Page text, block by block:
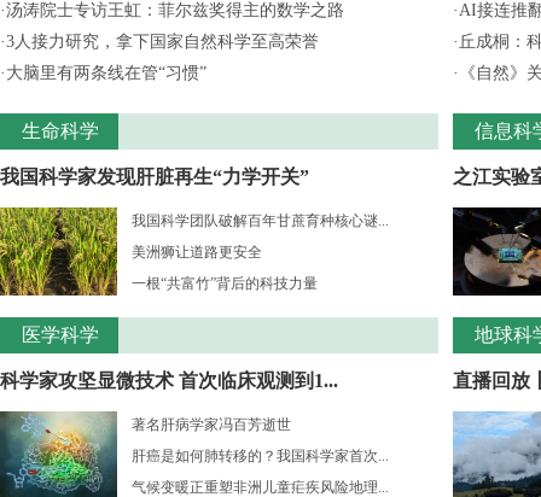
·汤涛院士专访王虹：菲尔兹奖得主的数学之路
·3人接力研究，拿下国家自然科学至高荣誉
· 大脑里有两条线在管“习惯”
生命科学
我国科学家发现肝脏再生“力学开关”
我国科学团队破解百年甘蔗育种核心谜...
美洲狮让道路更安全
一根“共富竹”背后的科技力量
医学科学
科学家攻坚显微技术 首次临床观测到1...
著名肝病学家冯百芳逝世
肝癌是如何肺转移的？我国科学家首次...
气候变暖正重塑非洲儿童疟疾风险地理...
·AI接连推
· 丘成桐：
·
《自然》
信息科
之江实验
地球科
直播回放